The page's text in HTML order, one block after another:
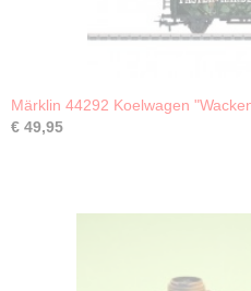
Märklin 44292 Koelwagen
€ 49,95